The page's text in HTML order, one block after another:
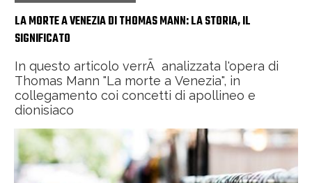
LA MORTE A VENEZIA DI THOMAS MANN: LA STORIA, IL
SIGNIFICATO
In questo articolo verrÃ analizzata l'opera di
Thomas Mann "La morte a Venezia", in
collegamento coi concetti di apollineo e
dionisiaco